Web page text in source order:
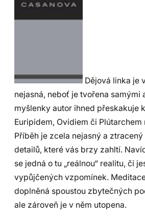
Dějová linka je
nejasná, neboť je tvořena
myšlenky autor ihned přeskakuje
Euripidem, Ovidiem či
Příběh je zcela nejasný a
detailů, které vás brzy zahltí.
se jedná o tu „reálnou“ realitu, či
vypůjčených vzpomínek.
doplněná spoustou zbytečných
ale zároveň je v něm utopena.